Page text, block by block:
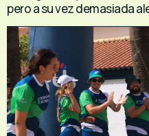
pero a su vez demasiada